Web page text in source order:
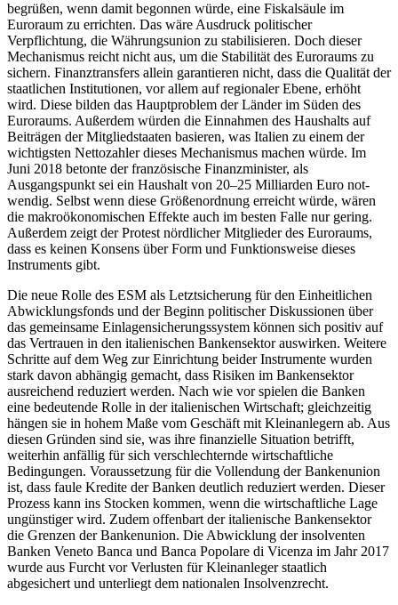
begrüßen, wenn damit begonnen würde, eine Fiskalsäule im
Euroraum zu errichten. Das wäre Ausdruck politischer
Verpflichtung, die Währungsunion zu stabilisieren. Doch dieser
Mechanismus reicht nicht aus, um die Stabilität des Euroraums zu
sichern. Finanztransfers allein garantieren nicht, dass die Qualität der
staatlichen Institutionen, vor allem auf regionaler Ebene, erhöht
wird. Diese bilden das Hauptproblem der Länder im Süden des
Euroraums. Außerdem würden die Einnahmen des Haushalts auf
Beiträgen der Mitgliedstaaten basieren, was Italien zu einem der
wichtigsten Netto­zahler dieses Mechanismus machen würde. Im
Juni 2018 betonte der französische Finanzminister, als
Ausgangspunkt sei ein Haushalt von 20–25 Milliarden Euro not­
wendig. Selbst wenn diese Größenordnung erreicht würde, wären
die makroökonomischen Effekte auch im besten Falle nur gering.
Außerdem zeigt derProtest nörd­licher Mitglieder des Euroraums,
dass es keinen Konsens über Form und Funktionsweise dieses
Instruments gibt.
Die neue Rolle des ESM als Letztsicherung für den Einheitlichen
Abwicklungsfonds und der Beginn politischer Diskussio­nen über
das gemeinsame Einlagensicherungssystem können sich positiv auf
das Vertrauen in den italienischen Bankensektor auswirken. Weitere
Schritte auf dem Weg zur Einrichtung beider Instrumente wurden
stark davon abhängig gemacht, dass Risiken im Bankensektor
ausreichend reduziert werden. Nach wie vor spielen die Banken
eine bedeutende Rolle in der italie­nischen Wirtschaft; gleichzeitig
hängen sie in hohem Maße vom Geschäft mit Klein­anlegern ab. Aus
diesen Gründen sind sie, was ihre finanzielle Situation betrifft,
weiterhin anfällig für sich verschlechternde wirtschaftliche
Bedingungen. Voraussetzung für die Vollendung der Bankenunion
ist, dass faule Kredite der Banken deutlich reduziert werden. Dieser
Prozess kann ins Stocken kommen, wenn die wirtschaftliche Lage
ungünstiger wird. Zudem offenbart der italienische Bankensektor
die Grenzen der Bankenunion. Die Abwicklung der in­solventen
Banken Veneto Banca und Banca Popolare di Vicenza im Jahr 2017
wurde aus Furcht vor Verlusten für Kleinanleger staatlich
abgesichert und unterliegt dem nationalen Insolvenzrecht.